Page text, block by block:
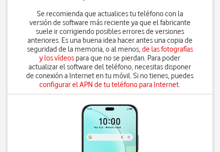
Se recomienda que actualices tu teléfono con la
versión de software más reciente ya que el fabricante
suele ir corrigiendo posibles errores de versiones
anteriores. Es una buena idea hacer antes una copia de
seguridad de la memoria, o al menos,de las fotografías
y los vídeos para que no se pierdan. Para poder
actualizar el software del teléfono, necesitas disponer
de conexión a Internet en tu móvil. Si no tienes, puedes
configurar el APN de tu teléfono para Internet.